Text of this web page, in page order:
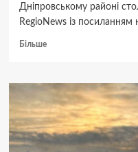
Дніпровському районі
RegioNews із посиланням
БільшеДокладніше
Києві
лякав
працівницю
ТРЦ
вибухівкою: